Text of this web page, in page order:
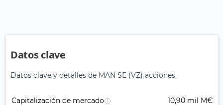
Datos clave
Datos clave y detalles de MAN SE (VZ) acciones.
Capitalización de mercado 10,90 mil M€